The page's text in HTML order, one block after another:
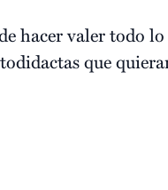
hacer valer todo lo
que